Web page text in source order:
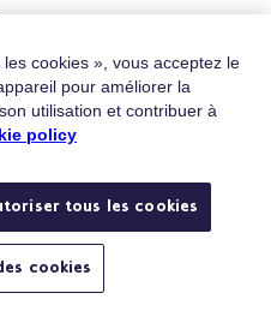
vous cherchez ?
vendredi de 9h à 19h
un e-mail
question ou une plainte ?
cookies », vous acceptez le
pour améliorer la
utilisation et contribuer à
policy
tous les cookies
cookies